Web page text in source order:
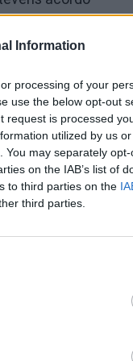
Information
processing of your
use the below opt-out
request is processed
utilized by us
may separately
on the IAB’s list of
to third parties on the
third parties.
13.6